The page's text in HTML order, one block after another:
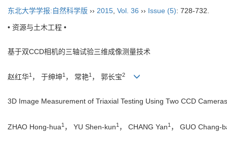
东北大学学报:自然科学版 ›› 2015 Vol. 36 ›› Issue (5): 728-732.
• 资源与土木工程 •
基于双CCD相机的三轴试验三维成像测量技术
赵红华1 ， 于绅坤1 ， 常艳1 ， 郭长宝2
3D Image Measurement of Triaxial Testing Using Two CCD Cameras
ZHAO Hong-hua1 ， YU Shen-kun1 ， CHANG Yan1 ， GUO Chang-